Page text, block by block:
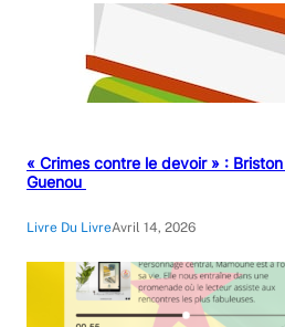
« Crimes contre le devoir » :
Guenou
Livre Du LivreAvril 14, 2026